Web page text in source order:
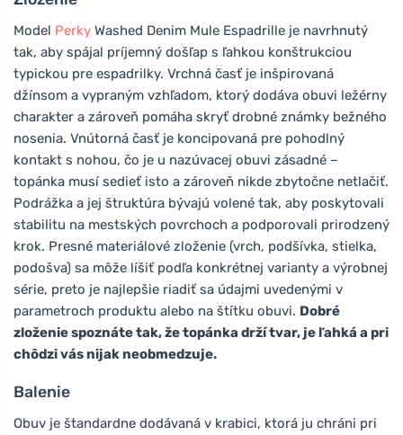
Model Perky Washed Denim Mule Espadrille je navrhnutý
tak, aby spájal príjemný došľap s ľahkou konštrukciou
typickou pre espadrilky. Vrchná časť je inšpirovaná
džínsom a vypraným vzhľadom, ktorý dodáva obuvi ležérny
charakter a zároveň pomáha skryť drobné známky bežného
nosenia. Vnútorná časť je koncipovaná pre pohodlný
kontakt s nohou, čo je u nazúvacej obuvi zásadné –
topánka musí sedieť isto a zároveň nikde zbytočne netlačiť.
Podrážka a jej štruktúra bývajú volené tak, aby poskytovali
stabilitu na mestských povrchoch a podporovali prirodzený
krok. Presné materiálové zloženie (vrch, podšívka, stielka,
podošva) sa môže líšiť podľa konkrétnej varianty a výrobnej
série, preto je najlepšie riadiť sa údajmi uvedenými v
parametroch produktu alebo na štítku obuvi. Dobré
zloženie spoznáte tak, že topánka drží tvar, je ľahká a pri
chôdzi vás nijak neobmedzuje.
Balenie
Obuv je štandardne dodávaná v krabici, ktorá ju chráni pri